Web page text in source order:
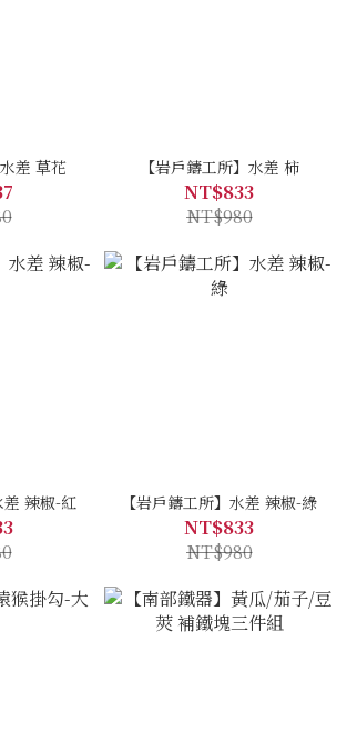
差 草花 【岩戶鑄工所】水差 柿
NT$833
NT$980
差 辣椒-紅 【岩戶鑄工所】水差 辣椒-綠
NT$833
NT$980